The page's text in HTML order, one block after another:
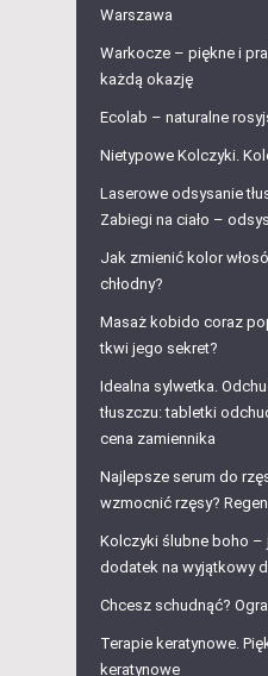
Warszawa
Warkocze – piękne i
każdą okazję
Ecolab – naturalne
Nietypowe Kolczyki.
Laserowe odsysanie
Zabiegi na ciało –
Jak zmienić kolor
chłodny?
Masaż kobido coraz
tkwi jego sekret?
Idealna sylwetka.
tłuszczu: tabletki
cena zamiennika
Najlepsze serum do
wzmocnić rzęsy?
Kolczyki ślubne boho –
dodatek na wyjątkowy
Chcesz schudnąć?
Terapie keratynowe.
keratynowe